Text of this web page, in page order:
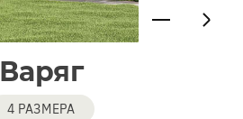
Варяг
4 РАЗМЕРА